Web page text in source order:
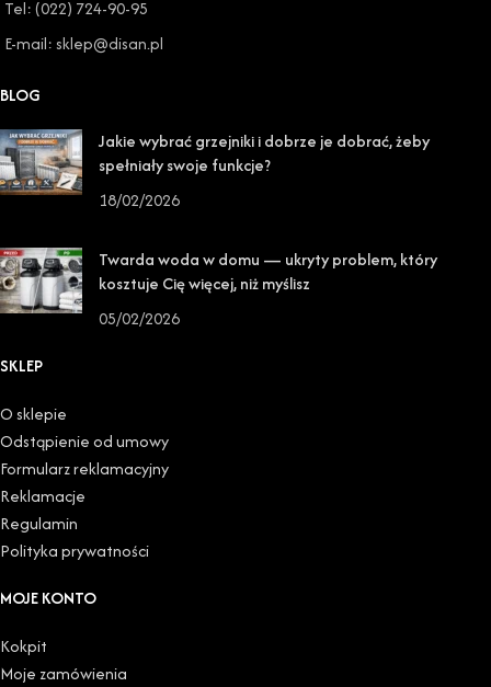
Tel: (022) 724-90-95
E-mail: sklep@disan.pl
BLOG
Jakie wybrać grzejniki i dobrze je dobrać, żeby
spełniały swoje funkcje?
18/02/2026
Twarda woda w domu — ukryty problem, który
kosztuje Cię więcej, niż myślisz
05/02/2026
SKLEP
O sklepie
Odstąpienie od umowy
Formularz reklamacyjny
Reklamacje
Regulamin
Polityka prywatności
MOJE KONTO
Kokpit
Moje zamówienia